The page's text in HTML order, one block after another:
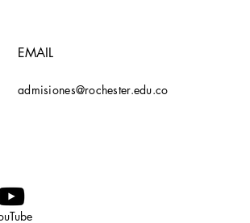
EMAIL
admisiones@rochester.edu.co